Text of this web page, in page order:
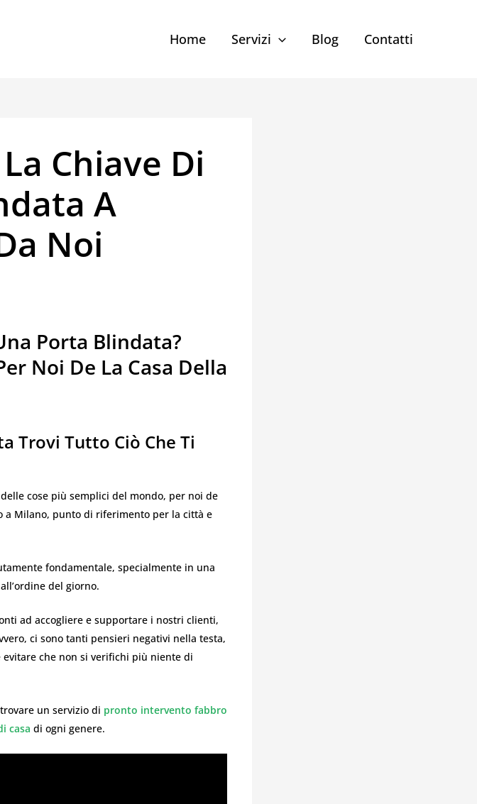
Home Servizi Blog Contatti
Chiave Di
A
Noi
Porta Blindata?
Noi De La Casa Della
Trovi Tutto Ciò Che Ti
cose più semplici del mondo, per noi de
a Milano, punto di riferimento per la città e
fondamentale, specialmente in una
del giorno.
ad accogliere e supportare i nostri clienti,
ci sono tanti pensieri negativi nella testa,
evitare che non si verifichi più niente di
un servizio di pronto intervento fabbro
casa di ogni genere.